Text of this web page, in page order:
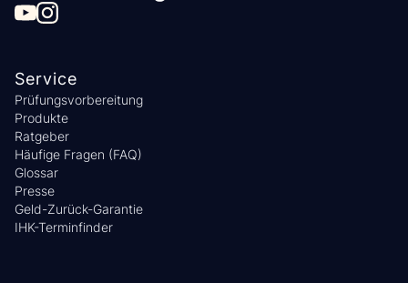
Service
Prüfungsvorbereitung
Produkte
Ratgeber
Häufige Fragen (FAQ)
Glossar
Presse
Geld-Zurück-Garantie
IHK-Terminfinder